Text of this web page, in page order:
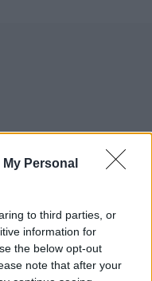
Personal
to third parties, or
information for
the below opt-out
note that after your